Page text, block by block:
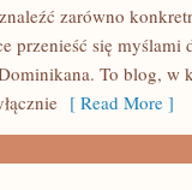
zarówno
przenieść się myślami
To blog, w
[ Read More ]